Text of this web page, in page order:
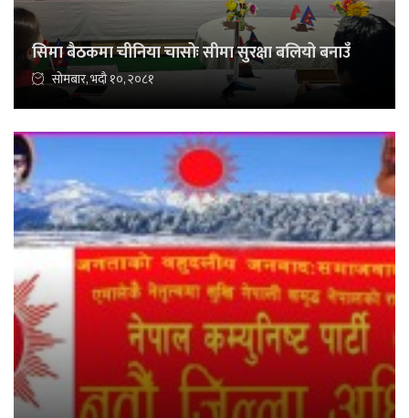
सिमा बैठकमा चीनिया चासोः सीमा सुरक्षा बलियो बनाउँ
सोमबार, भदौ १०, २०८१